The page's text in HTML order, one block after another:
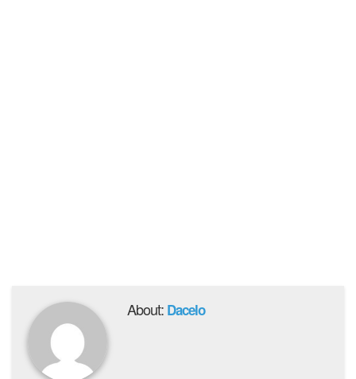
About: Dacelo